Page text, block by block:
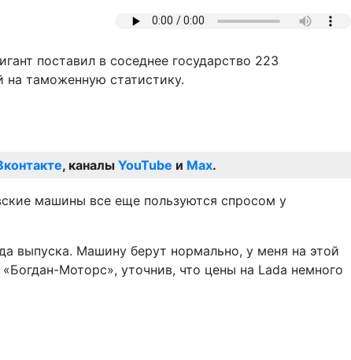
поставил в соседнее государство 223
на таможенную статистику.
, каналы YouTube и Max.
машины все еще пользуются спросом у
выпуска. Машину берут нормально, у меня на этой
Моторс», уточнив, что цены на Lada немного